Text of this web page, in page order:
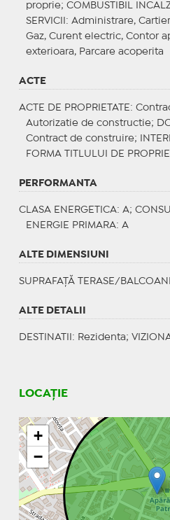
proprie; COMBUSTIBIL
SERVICII : Administrare,
Gaz, Curent electric, Contor
exterioara, Parcare acoperita
ACTE
ACTE DE PROPRIETATE :
Autorizatie de constructie;
Contract de construire;
FORMA TITLULUI DE
PERFORMANTA
CLASA ENERGETICA: A;
ENERGIE PRIMARA: A
ALTE DIMENSIUNI
SUPRAFAȚĂ TERASE/
ALTE DETALII
DESTINATII : Rezidenta;
LOCAȚIE
+
−